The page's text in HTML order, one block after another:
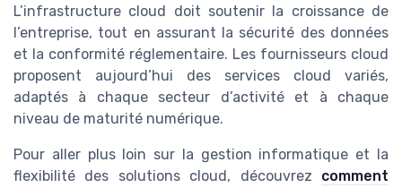
L’infrastructure cloud doit soutenir la croissance de
l’entreprise, tout en assurant la sécurité des données
et la conformité réglementaire. Les fournisseurs cloud
proposent aujourd’hui des services cloud variés,
adaptés à chaque secteur d’activité et à chaque
niveau de maturité numérique.
Pour aller plus loin sur la gestion informatique et la
flexibilité des solutions cloud, découvrez comment